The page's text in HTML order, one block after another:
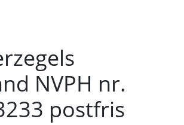
NVPH nr.
postfris